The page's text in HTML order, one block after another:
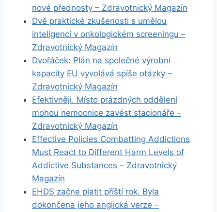
nové přednosty – Zdravotnický Magazín
Dvě praktické zkušenosti s umělou
inteligencí v onkologickém screeningu –
Zdravotnický Magazín
Dvořáček: Plán na společné výrobní
kapacity EU vyvolává spíše otázky –
Zdravotnický Magazín
Efektivněji. Místo prázdných oddělení
mohou nemocnice zavést stacionáře –
Zdravotnický Magazín
Effective Policies Combatting Addictions
Must React to Different Harm Levels of
Addictive Substances – Zdravotnický
Magazín
EHDS začne platit příští rok. Byla
dokončena jeho anglická verze –